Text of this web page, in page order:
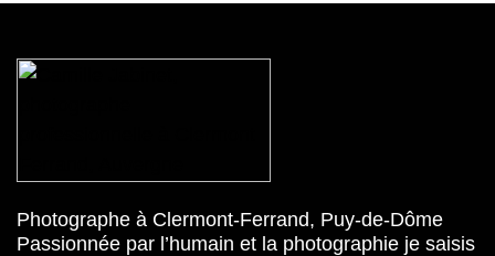
Photographe à Clermont-Ferrand, Puy-de-Dôme
Passionnée par l’humain et la photographie je saisis